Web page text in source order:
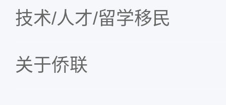
技术/人才/留学移民
关于侨联